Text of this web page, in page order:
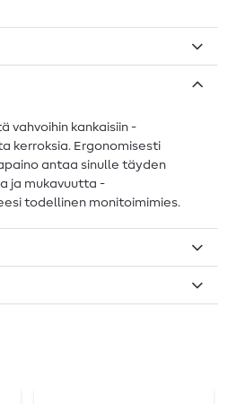
vahvoihin kankaisiin -
kerroksia. Ergonomisesti
antaa sinulle täyden
ja mukavuutta -
todellinen monitoimimies.